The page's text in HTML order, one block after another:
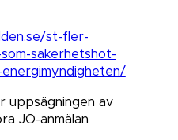
st-fler-
sakerhetshot-
uppsägningen av
JO-anmälan​​​​​​​